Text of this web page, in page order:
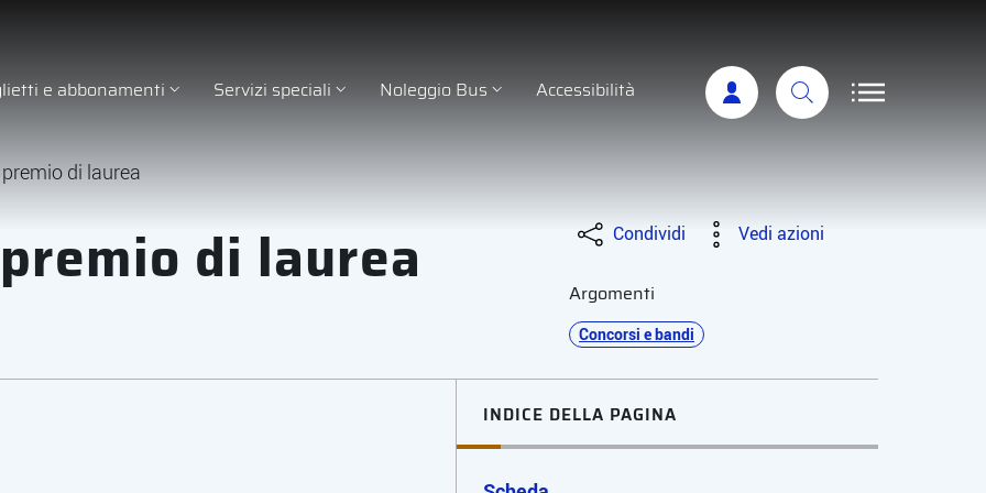
e abbonamenti Servizi speciali Noleggio Bus Accessibilità
di laurea
di laurea Condividi Vedi azioni
Argomenti
Concorsi e bandi
INDICE DELLA PAGINA